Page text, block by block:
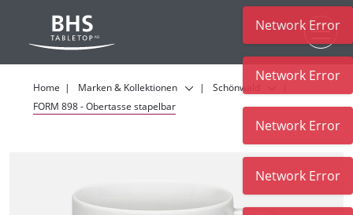
Home Marken & Kollektionen
Schönwald
FORM 898 - Obertasse stapelbar
Network Error
Network Error
Network Error
Network Error